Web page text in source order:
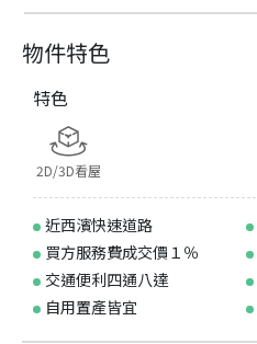
物件特色
特色
2D/3D看屋
近西濱快速道路
買方服務費成交價１％
交通便利四通八達
自用置產皆宜